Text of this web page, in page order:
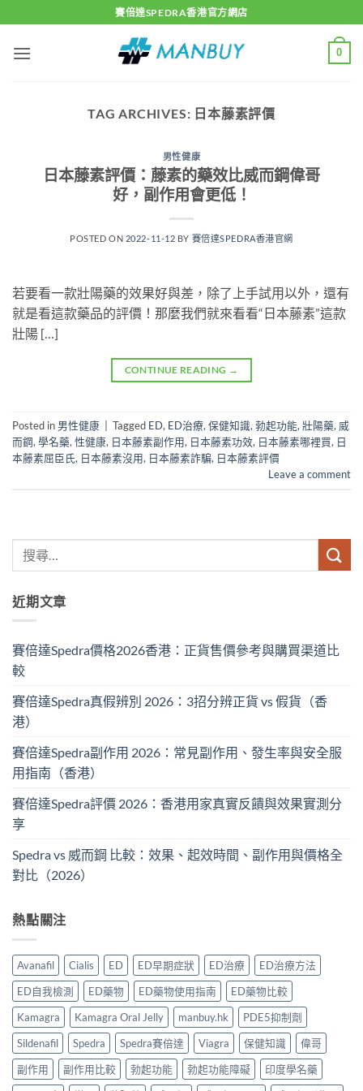
to
content
賽倍達SPEDRA香港官方網店
0
TAG ARCHIVES: 日本藤素評價
男性健康
日本藤素評價：藤素的藥效比威而鋼偉哥
好，副作用會更低！
POSTED ON 2022-11-12 BY 賽倍達SPEDRA香港官網
若要看一款壯陽藥的效果好與差，除了上手試用以外，還有
就是看這款藥品的評價！那麼我們就來看看“日本藤素”這款
壯陽 […]
CONTINUE READING →
Posted in 男性健康 Tagged ED, ED治療, 保健知識, 勃起功能, 壯陽藥, 威
而鋼, 學名藥, 性健康, 日本藤素副作用, 日本藤素功效, 日本藤素哪裡買, 日
本藤素屈臣氏, 日本藤素沒用, 日本藤素詐騙, 日本藤素評價
Leave a comment
近期文章
賽倍達Spedra價格2026香港：正貨售價參考與購買渠道比
較
賽倍達Spedra真假辨別 2026：3招分辨正貨 vs 假貨（香
港）
賽倍達Spedra副作用 2026：常見副作用、發生率與安全服
用指南（香港）
賽倍達Spedra評價 2026：香港用家真實反饋與效果實測分
享
Spedra vs 威而鋼 比較：效果、起效時間、副作用與價格全
對比（2026）
熱點關注
Avanafil Cialis ED ED早期症狀 ED治療
ED治療方法
ED自我檢測
ED藥物 ED藥物使用指南
ED藥物比較
Kamagra
Kamagra Oral Jelly manbuy.hk
PDE5抑制劑
Sildenafil
Spedra Spedra賽倍達 Viagra 保健知識
偉哥
副作用
副作用比較 勃起功能 勃起功能障礙
印度學名藥